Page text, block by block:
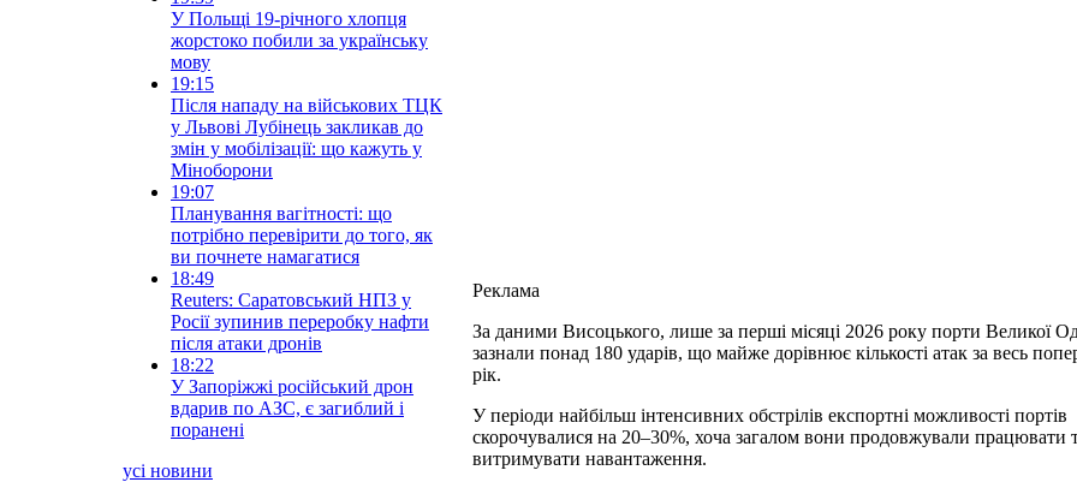
Реклама
За даними Висоцького, лише за перші місяці 2026 року порти Великої
зазнали понад 180 ударів, що майже дорівнює кількості атак за весь
рік.
У періоди найбільш інтенсивних обстрілів експортні можливості портів
скорочувалися на 20–30%, хоча загалом вони продовжували працювати
витримувати навантаження.
У Польщі 19-річного хлопця
жорстоко побили за українську
мову
19:15
Після нападу на військових ТЦК
у Львові Лубінець закликав до
змін у мобілізації: що кажуть у
Міноборони
19:07
Планування вагітності: що
потрібно перевірити до того, як
ви почнете намагатися
18:49
Reuters: Саратовський НПЗ у
Росії зупинив переробку нафти
після атаки дронів
18:22
У Запоріжжі російський дрон
вдарив по АЗС, є загиблий і
поранені
усі новини